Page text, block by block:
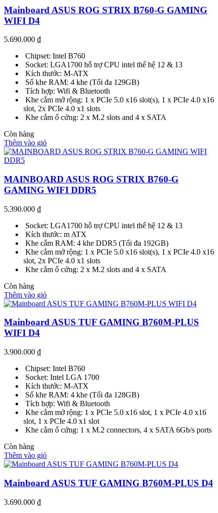
Mainboard ASUS ROG STRIX B760-G GAMING
WIFI D4
5.690.000 ₫
Chipset: Intel B760
Socket: LGA1700 hỗ trợ CPU intel thế hệ 12 & 13
Kích thước: M-ATX
Số khe RAM: 4 khe (Tối đa 129GB)
Tích hợp: Wifi & Bluetooth
Khe cắm mở rộng: 1 x PCIe 5.0 x16 slot(s), 1 x PCIe 4.0 x16
slot, 2x PCIe 4.0 x1 slots
Khe cắm ổ cứng: 2 x M.2 slots and 4 x SATA
Còn hàng
Thêm vào giỏ
MAINBOARD ASUS ROG STRIX B760-G
GAMING WIFI DDR5
5.390.000 ₫
Socket: LGA1700 hỗ trợ CPU intel thế hệ 12 & 13
Kích thước: m ATX
Khe cắm RAM: 4 khe DDR5 (Tối đa 192GB)
Khe cắm mở rộng: 1 x PCIe 5.0 x16 slot(s), 1 x PCIe 4.0 x16
slot, 2x PCIe 4.0 x1 slots
Khe cắm ổ cứng: 2 x M.2 slots and 4 x SATA
Còn hàng
Thêm vào giỏ
Mainboard ASUS TUF GAMING B760M-PLUS
WIFI D4
3.900.000 ₫
Chipset: Intel B760
Socket: Intel LGA 1700
Kích thước: M-ATX
Số khe RAM: 4 khe (Tối đa 128GB)
Tích hợp: Wifi & Bluetooth
Khe cắm mở rộng: 1 x PCIe 5.0 x16 slot, 1 x PCIe 4.0 x16
slot, 1 x PCIe 4.0 x1 slot
Khe cắm ổ cứng: 1 x M.2 connectors, 4 x SATA 6Gb/s ports
Còn hàng
Thêm vào giỏ
Mainboard ASUS TUF GAMING B760M-PLUS D4
3.690.000 ₫